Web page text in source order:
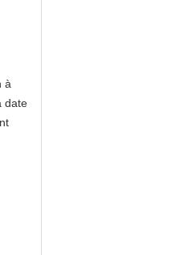
à
date